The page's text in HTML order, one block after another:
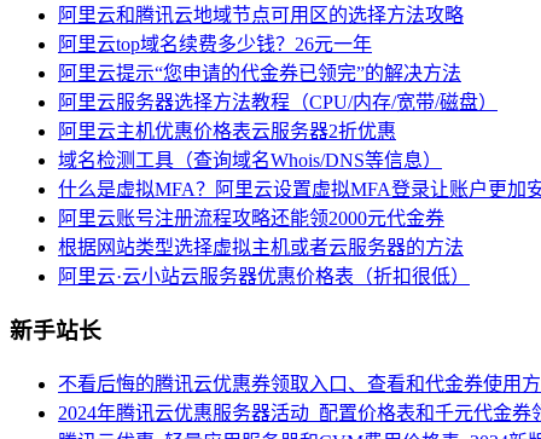
阿里云和腾讯云地域节点可用区的选择方法攻略
阿里云top域名续费多少钱？26元一年
阿里云提示“您申请的代金券已领完”的解决方法
阿里云服务器选择方法教程（CPU/内存/宽带/磁盘）
阿里云主机优惠价格表云服务器2折优惠
域名检测工具（查询域名Whois/DNS等信息）
什么是虚拟MFA？阿里云设置虚拟MFA登录让账户更加安
阿里云账号注册流程攻略还能领2000元代金券
根据网站类型选择虚拟主机或者云服务器的方法
阿里云·云小站云服务器优惠价格表（折扣很低）
新手站长
不看后悔的腾讯云优惠券领取入口、查看和代金券使用
2024年腾讯云优惠服务器活动_配置价格表和千元代金券